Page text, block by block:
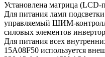
Установлена матрица (LCD-
Для питания ламп подсветки
управляемый ШИМ-
силовых элементов
Для питания всех
15A08F50 используется